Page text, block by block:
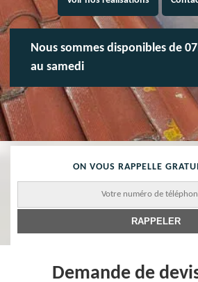
Nous sommes disponibles de
au samedi
ON VOUS RAPPELLE
Demande de